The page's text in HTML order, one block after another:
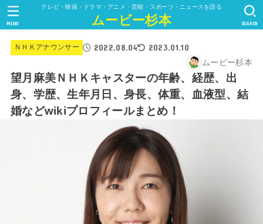
テレビ・映画・ドラマ・アニメ・芸能・スポーツ・ニュースを語る
ムービー杉本 SEARCH
MENU
ＮＨＫアナウンサー 2022.08.04 2023.01.10
ムービー杉本
望月麻美ＮＨＫキャスターの年齢、経歴、出
身、学歴、生年月日、身長、体重、血液型、結
婚などwikiプロフィールまとめ！